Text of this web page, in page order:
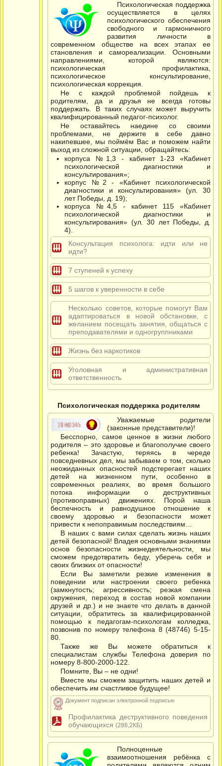
Психологическая поддержка
осуществляется в целях
психологического обеспечения
свободного и гармоничного
развития личности в
современном обществе на всех этапах ее
становления и самореализации. Основными
направлениями, которой являются:
психологическая профилактика,
психологическое консультирование,
психологическая коррекция.
Не с каждой проблемой пойдешь к
родителям, да и друзья не всегда готовы
поддержать. В таких случаях может выручить
квалифицированный педагог-психолог.
Не оставайтесь наедине со своими
проблемами, не держите в себе давно
накипевшее, мы поймём Вас и поможем найти
выход из сложной ситуации, обращайтесь:
корпуса №1,3 - кабинет 1-23 «Кабинет
психологической диагностики и
консультирования»;
корпус №2 - «Кабинет психологической
диагностики и консультирования» (ул. 30
лет Победы, д. 19);
корпуса №4,5 - кабинет 115 «Кабинет
психологической диагностики и
консультирования» (ул. 30 лет Победы, д.
4).
Консультация психолога: идти или не
идти?
7 ступеней к успеху
5 шагов к уверенности в себе
Несколько советов, которые помогут Вам
адаптироваться в новой обстановке, с
желанием посещать занятия, общаться с
преподавателями и одногруппниками
Жизнь без наркотиков
Уголовная и административная
ответственность
Психологическая поддержка родителям
Уважаемые родители
(законные представители)!
Бесспорно, самое ценное в жизни любого
родителя – это здоровье и благополучие своего
ребенка! Зачастую, теряясь в череде
повседневных дел, мы забываем о том, сколько
неожиданных опасностей подстерегает наших
детей на жизненном пути, особенно в
современных реалиях, во время большого
потока информации о деструктивных
(противоправных) движениях. Порой наша
беспечность и равнодушное отношение к
своему здоровью и безопасности может
привести к непоправимым последствиям…
В наших с вами силах сделать жизнь наших
детей безопасной! Владея основными знаниями
основ безопасности жизнедеятельности, мы
сможем предотвратить беду, уберечь себя и
своих близких от опасности!
Если Вы заметили резкие изменения в
поведении или настроении своего ребенка
(замкнутость; агрессивность; резкая смена
окружения, переход в состав новой компании
друзей и др.) и не знаете что делать в данной
ситуации, обратитесь за квалифицированной
помощью к педагогам-психологам колледжа,
позвонив по номеру телефона 8 (48746) 5-15-
80.
Также же Вы можете обратиться к
специалистам службы Телефона доверия по
номеру 8-800-2000-122.
Помните, Вы – не одни!
Вместе мы сможем защитить наших детей и
обеспечить им счастливое будущее!
Документ подписан электронной подписью
Профилактика деструктивного поведения
обучающихся(286,2КБ)
Полноценные
взаимоотношения ребёнка с